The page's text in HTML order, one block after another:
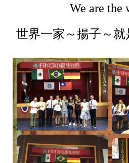
We are the
世界一家～揚子～